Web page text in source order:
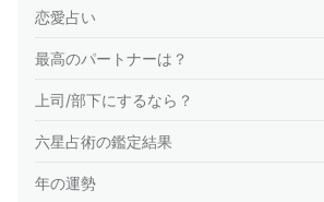
恋愛占い
最高のパートナーは？
上司/部下にするなら？
六星占術の鑑定結果
年の運勢